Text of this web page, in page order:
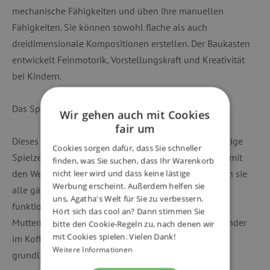
mechanische Fähigkeiten und üben ihre manuellen
Fähigkeiten. Sie können sowohl flache als auch
dreidimensionale Kompositionen erstellen. Der Baukasten
entwickelt Feinmotorik, Vorstellungskraft und Kreativität
bei Kindern.
Das Spielzeug ist für Kinder ab 4 Jahren geeignet.
Dieses Spielzeug gewann die Auszeichnung Das richtige
Spielzeug des Jahres 2013. Die Kinder spielen gerne mit
den Werkzeugen ihrer Eltern ... im Tecno-Koffer finden sie
alle gängigen Werkzeuge, sehr realistisch, gut
funktionierend und absolut sicher. Auch Schrauben,
Muttern, Unterlegscheiben und Bausteinen finden Kinder
im Koffer. Mit diesem tollen Baukasten lernen Kinder
grundlegende mechanische Fähigkeiten und üben
Wir gehen auch mit Cookies
fair um
Cookies sorgen dafür, dass Sie schneller
finden, was Sie suchen, dass Ihr Warenkorb
nicht leer wird und dass keine lästige
Werbung erscheint. Außerdem helfen sie
uns, Agatha's Welt für Sie zu verbessern.
Hört sich das cool an? Dann stimmen Sie
bitte den Cookie-Regeln zu, nach denen wir
mit Cookies spielen. Vielen Dank!
Weitere Informationen